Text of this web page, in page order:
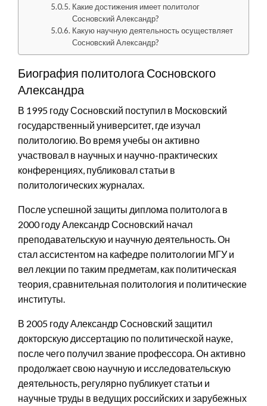
Какие достижения имеет политолог
Сосновский Александр?
Какую научную деятельность осуществляет
Сосновский Александр?
Биография политолога Сосновского
Александра
В 1995 году Сосновский поступил в Московский
государственный университет, где изучал
политологию. Во время учебы он активно
участвовал в научных и научно-практических
конференциях, публиковал статьи в
политологических журналах.
После успешной защиты диплома политолога в
2000 году Александр Сосновский начал
преподавательскую и научную деятельность. Он
стал ассистентом на кафедре политологии МГУ и
вел лекции по таким предметам, как политическая
теория, сравнительная политология и политические
институты.
В 2005 году Александр Сосновский защитил
докторскую диссертацию по политической науке,
после чего получил звание профессора. Он активно
продолжает свою научную и исследовательскую
деятельность, регулярно публикует статьи и
научные труды в ведущих российских и зарубежных